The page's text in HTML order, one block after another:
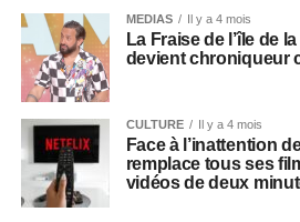
MEDIAS Il y a 4 mois
La Fraise de l’île de
devient chroniqueur
CULTURE Il y a 4 mois
Face à l’inattention
remplace tous ses
vidéos de deux